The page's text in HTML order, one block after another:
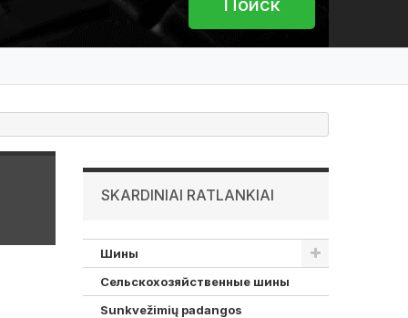
SKARDINIAI RATLANKIAI
Шины
Cельскохозяйственные шины
Sunkvežimių padangos